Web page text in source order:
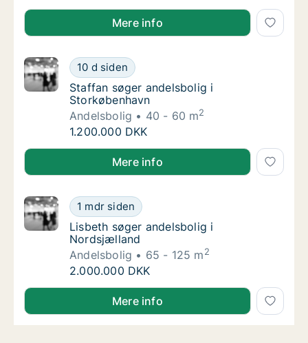
Barbara søger andelsbolig i Storkøbenhavn eller
Mere info
Staffan søger andelsbolig i Storkøbenhavn
10 d siden
Staffan søger andelsbolig i Storkøbenhavn
Staffan søger andelsbolig i
Storkøbenhavn
Andelsbolig
40 - 60 m2
Staffan søger andelsbolig i Storkøbenhavn
1.200.000 DKK
Staffan søger andelsbolig i Storkøbenhavn
Mere info
Lisbeth søger andelsbolig i Nordsjælland
1 mdr siden
Lisbeth søger andelsbolig i Nordsjælland
Lisbeth søger andelsbolig i
Nordsjælland
Andelsbolig
65 - 125 m2
Lisbeth søger andelsbolig i Nordsjælland
2.000.000 DKK
Lisbeth søger andelsbolig i Nordsjælland
Mere info